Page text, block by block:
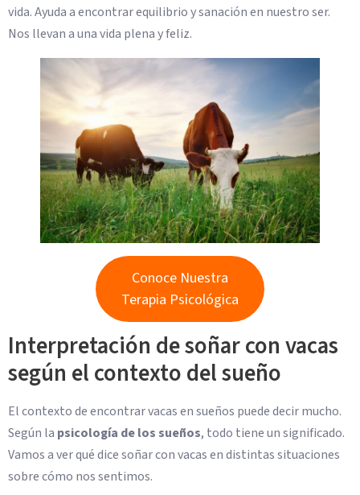
vida. Ayuda a encontrar equilibrio y sanación en nuestro ser.
Nos llevan a una vida plena y feliz.
Conoce Nuestra
Terapia Psicológica
Interpretación de soñar con vacas
según el contexto del sueño
El contexto de encontrar vacas en sueños puede decir mucho.
Según la psicología de los sueños, todo tiene un significado.
Vamos a ver qué dice soñar con vacas en distintas situaciones
sobre cómo nos sentimos.